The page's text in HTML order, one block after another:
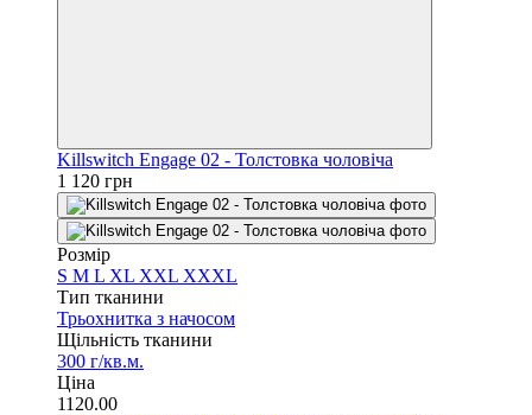
Killswitch Engage 02 - Толстовка чоловіча
1 120 грн
Розмір
S M L XL XXL XXXL
Тип тканини
Трьохнитка з начосом
Щільність тканини
300 г/кв.м.
Ціна
1120.00